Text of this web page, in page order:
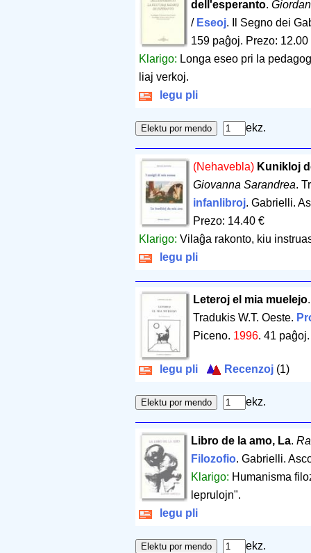
dell'esperanto.
/ Eseoj. Il Segno dei
159 paĝoj. Prezo: 12.00
Klarigo: Longa eseo pri la
liaj verkoj.
legu pli
ekz.
(Nehavebla) Kunikloj
Giovanna Sarandrea.
infanlibroj. Gabrielli.
Prezo: 14.40 €
Klarigo: Vilaĝa rakonto, kiu
legu pli
Leteroj el mia muelejo
Tradukis W.T. Oeste.
Piceno. 1996. 41 paĝoj
legu pli Recenzoj (1)
ekz.
Libro de la amo, La.
Filozofio. Gabrielli.
Klarigo: Humanisma
leprulojn".
legu pli
ekz.